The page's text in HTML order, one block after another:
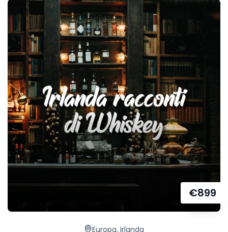
€899
Europa, Irlanda